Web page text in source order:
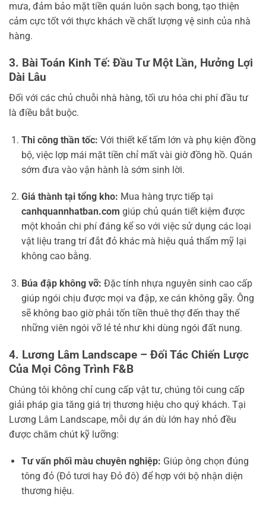
mưa, đảm bảo mặt tiền quán luôn sạch bong, tạo thiện
cảm cực tốt với thực khách về chất lượng vệ sinh của nhà
hàng.
3. Bài Toán Kinh Tế: Đầu Tư Một Lần, Hưởng Lợi
Dài Lâu
Đối với các chủ chuỗi nhà hàng, tối ưu hóa chi phí đầu tư
là điều bắt buộc.
Thi công thần tốc: Với thiết kế tấm lớn và phụ kiện đồng
bộ, việc lợp mái mặt tiền chỉ mất vài giờ đồng hồ. Quán
sớm đưa vào vận hành là sớm sinh lời.
Giá thành tại tổng kho: Mua hàng trực tiếp tại
canhquannhatban.com giúp chủ quán tiết kiệm được
một khoản chi phí đáng kể so với việc sử dụng các loại
vật liệu trang trí đắt đỏ khác mà hiệu quả thẩm mỹ lại
không cao bằng.
Búa đập không vỡ: Đặc tính nhựa nguyên sinh cao cấp
giúp ngói chịu được mọi va đập, xe cán không gãy. Ông
sẽ không bao giờ phải tốn tiền thuê thợ đến thay thế
những viên ngói vỡ lẻ tẻ như khi dùng ngói đất nung.
4. Lương Lâm Landscape – Đối Tác Chiến Lược
Của Mọi Công Trình F&B
Chúng tôi không chỉ cung cấp vật tư, chúng tôi cung cấp
giải pháp gia tăng giá trị thương hiệu cho quý khách. Tại
Lương Lâm Landscape, mỗi dự án dù lớn hay nhỏ đều
được chăm chút kỹ lưỡng:
Tư vấn phối màu chuyên nghiệp: Giúp ông chọn đúng
tông đỏ (Đỏ tươi hay Đỏ đô) để hợp với bộ nhận diện
thương hiệu.